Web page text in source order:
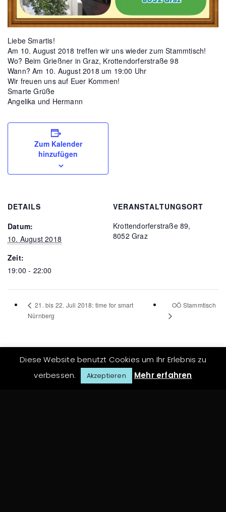
Liebe Smartis!
Am 10. August 2018 treffen wir uns wieder zum Stammtisch!
Wo? Beim Grießner in Graz, Krottendorferstraße 98
Wann? Am 10. August 2018 um 19:00 Uhr
Wir freuen uns auf Euer Kommen!
Smarte Grüße
Angelika und Hermann
Zum Kalender
hinzufügen
DETAILS
Datum:
10. August 2018
Zeit:
19:00 - 22:00
VERANSTALTUNGSORT
Krottendorferstraße 89,
8052 Graz
21. bis 22. Juli 2018: time for smart
Nürnberg
OÖ Stammtisch
Diese Website benutzt Cookies um Ihr Erlebnis zu
verbessen.
Akzeptieren Mehr erfahren